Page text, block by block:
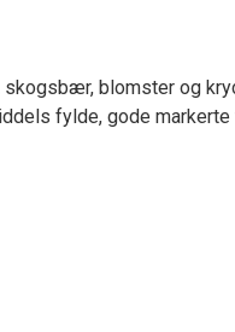
blomster og
fylde, gode markerte